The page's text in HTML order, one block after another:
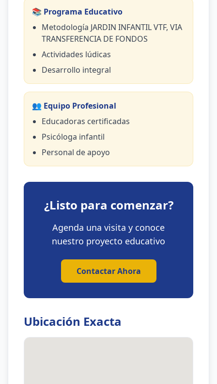
📚 Programa Educativo
Metodología JARDIN INFANTIL VTF, VIA
TRANSFERENCIA DE FONDOS
Actividades lúdicas
Desarrollo integral
👥 Equipo Profesional
Educadoras certificadas
Psicóloga infantil
Personal de apoyo
¿Listo para comenzar?
Agenda una visita y conoce
nuestro proyecto educativo
Contactar Ahora
Ubicación Exacta